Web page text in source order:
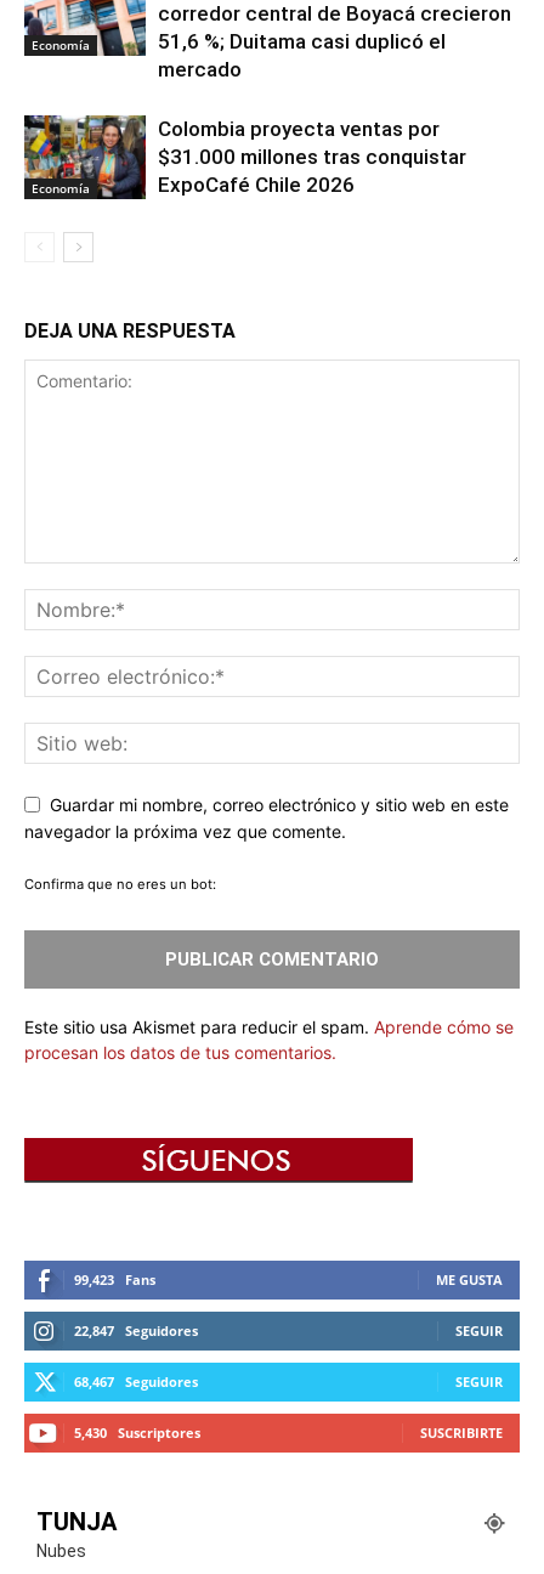
Economía
corredor central de Boyacá crecieron
51,6 %; Duitama casi duplicó el
mercado
Economía
Colombia proyecta ventas por
$31.000 millones tras conquistar
ExpoCafé Chile 2026
DEJA UNA RESPUESTA
Guardar mi nombre, correo electrónico y sitio web en este
navegador la próxima vez que comente.
Confirma que no eres un bot:
Este sitio usa Akismet para reducir el spam. Aprende cómo se
procesan los datos de tus comentarios.
99,423 Fans ME GUSTA
22,847 Seguidores SEGUIR
68,467 Seguidores SEGUIR
5,430 Suscriptores SUSCRIBIRTE
TUNJA
Nubes